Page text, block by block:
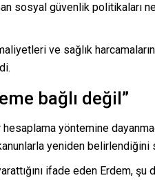
sosyal güvenlik politikaları
ve sağlık
bağlı değil”
yöntemine
yeniden belirlendiğini
ifade eden Erdem, şu